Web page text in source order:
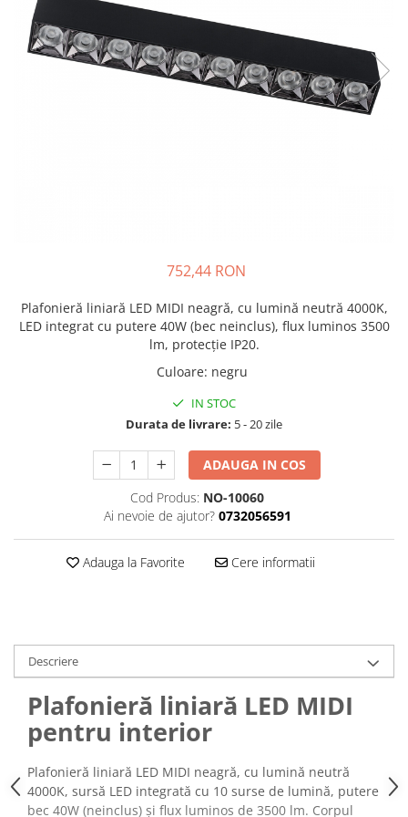
752,44 RON
Plafonieră liniară LED MIDI neagră, cu lumină neutră 4000K,
LED integrat cu putere 40W (bec neinclus), flux luminos 3500
lm, protecție IP20.
Culoare: negru
IN STOC
Durata de livrare: 5 - 20 zile
ADAUGA IN COS
Cod Produs: NO-10060
Ai nevoie de ajutor? 0732056591
Adauga la Favorite Cere informatii
Descriere
Plafonieră liniară LED MIDI
pentru interior
Plafonieră liniară LED MIDI neagră, cu lumină neutră
4000K, sursă LED integrată cu 10 surse de lumină, putere
bec 40W (neinclus) și flux luminos de 3500 lm. Corpul